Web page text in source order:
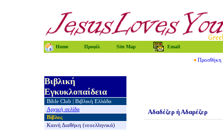
Home Προφίλ Site Map Email
Προσθήκη
Βιβλική
Εγκυκλοπαίδεια
Bible Club
Βιβλική Ελλάδα
Αρχική σελίδα
Βίβλος
Καινή Διαθήκη (νεοελληνικά)
Αδαδέζερ ή Αδαρέζερ